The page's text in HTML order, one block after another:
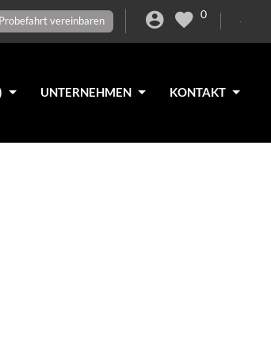
Probefahrt vereinbaren
0
UNTERNEHMEN KONTAKT